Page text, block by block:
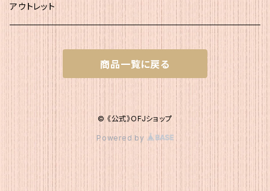
★初回お試し!!
ｾｯﾄＡ（かつお大袋）
ｾｯﾄＡ200
ｾｯﾄB（簡易包装）
ｾｯﾄB1 かつお簡易×２
ｾｯﾄB2 いりこ簡易×２
ｾｯﾄB3 こんぶ簡易×２
ｾｯﾄC（200g+簡易）
ｾｯﾄC1 かつお200g・かつお簡易1
ｾｯﾄC2 かつお200g・いりこ簡易1
ｾｯﾄD（200g+120g）
ｾｯﾄD1 かつお200g・いりこ120g
ｾｯﾄE（簡易＋120g）
アウトレット
商品一覧に戻る
© 《公式》OFJショップ
Powered by